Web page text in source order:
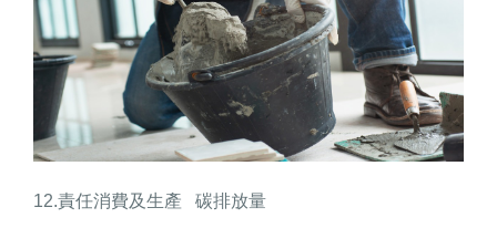
12.責任消費及生產 碳排放量